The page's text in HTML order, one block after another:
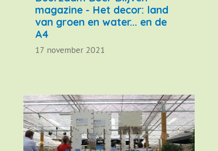
magazine - Het decor: land
van groen en water... en de
A4
17 november 2021